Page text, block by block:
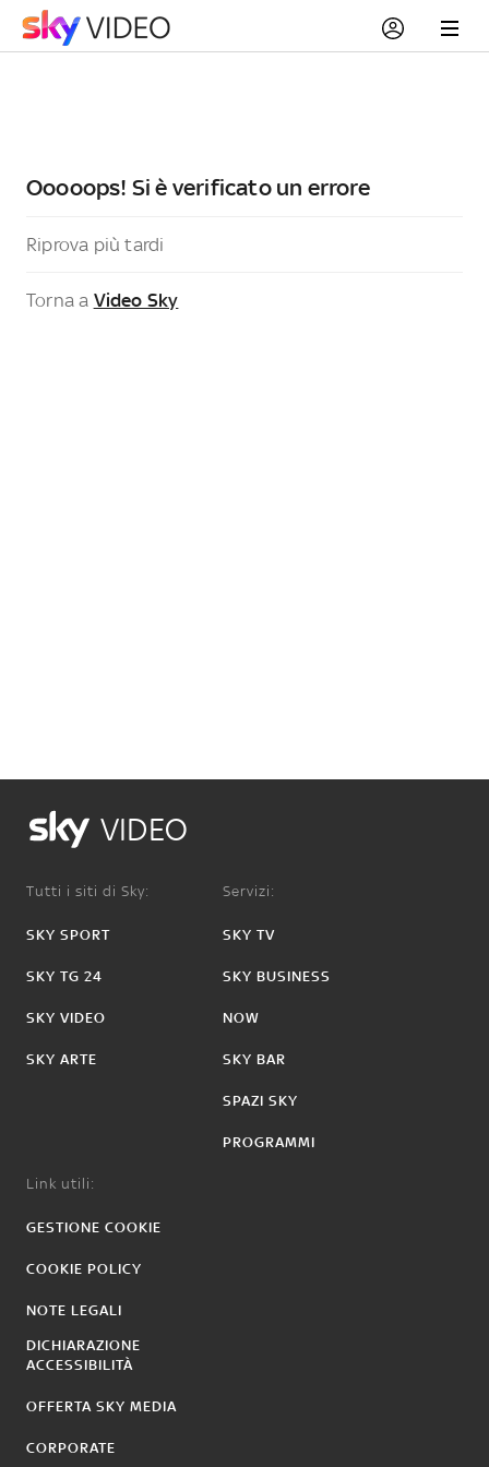
Ooooops! Si è verificato un errore
Riprova più tardi
Torna a Video Sky
VIDEO
Tutti i siti di Sky:
SKY SPORT
SKY TG 24
SKY VIDEO
SKY ARTE
Servizi:
SKY TV
SKY BUSINESS
NOW
SKY BAR
SPAZI SKY
PROGRAMMI
Link utili:
GESTIONE COOKIE
COOKIE POLICY
NOTE LEGALI
DICHIARAZIONE
ACCESSIBILITÀ
OFFERTA SKY MEDIA
CORPORATE